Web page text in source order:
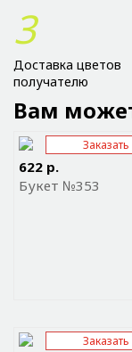
3
Доставка цветов
получателю
Вам
Заказать
622 р.
Букет №353
Отправить
Заказать
Отправить